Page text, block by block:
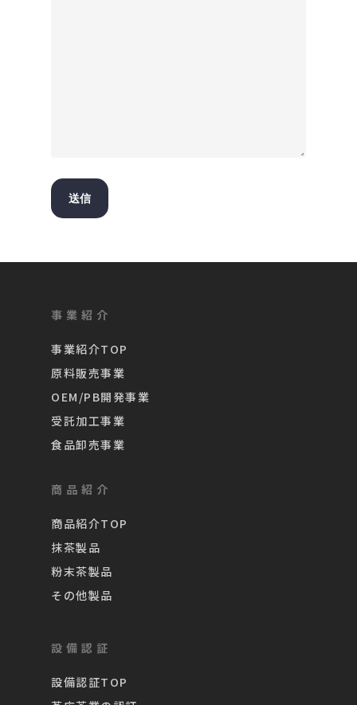
事業紹介
事業紹介TOP
原料販売事業
OEM/PB開発事業
受託加工事業
食品卸売事業
商品紹介
商品紹介TOP
抹茶製品
粉末茶製品
その他製品
設備認証
設備認証TOP